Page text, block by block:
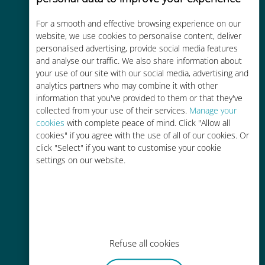
For a smooth and effective browsing experience on our
website, we use cookies to personalise content, deliver
personalised advertising, provide social media features
and analyse our traffic. We also share information about
your use of our site with our social media, advertising and
analytics partners who may combine it with other
information that you've provided to them or that they've
collected from your use of their services. Manage your
cookies with complete peace of mind. Click "Allow all
cookies" if you agree with the use of all of our cookies. Or
click "Select" if you want to customise your cookie
settings on our website.
Refuse all cookies
Kostengünstig
Bis zu 90 % günstiger als Roaming-
Gebühren bei Ihrem bisherigen
Anbieter
Einfaches Aufladen